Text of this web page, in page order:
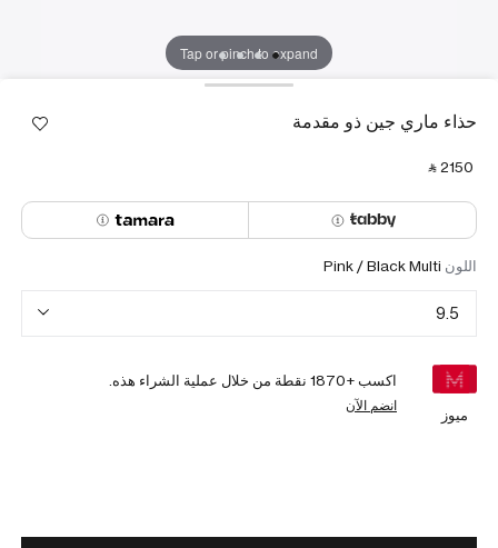
Tap or pinch to expand
حذاء ماري جين ذو مقدمة
‎ ⃁ ⁦2150⁩ ‎
اللون Pink / Black Multi
9.5
ميوز
اكسب +1870 نقطة من خلال عملية الشراء هذه.
انضم الآن